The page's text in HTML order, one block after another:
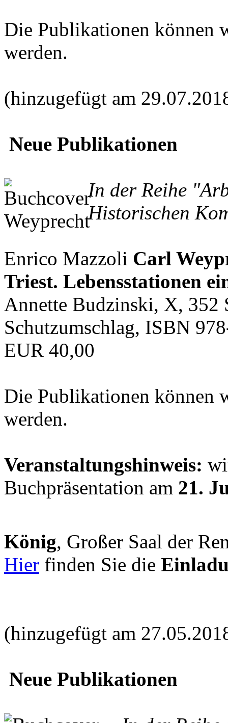
Die Publikationen können
werden.
(hinzugefügt am
Neue Publikationen
In der Reihe
Historischen
Enrico Mazzoli Carl
Triest. Lebensstationen
Annette Budzinski, X, 352
Schutzumschlag, ISBN
EUR 40,00
Die Publikationen können
werden.
Veranstaltungshinweis:
Buchpräsentation am 21.
König, Großer Saal der
Hier finden Sie die
(hinzugefügt am
Neue Publikationen